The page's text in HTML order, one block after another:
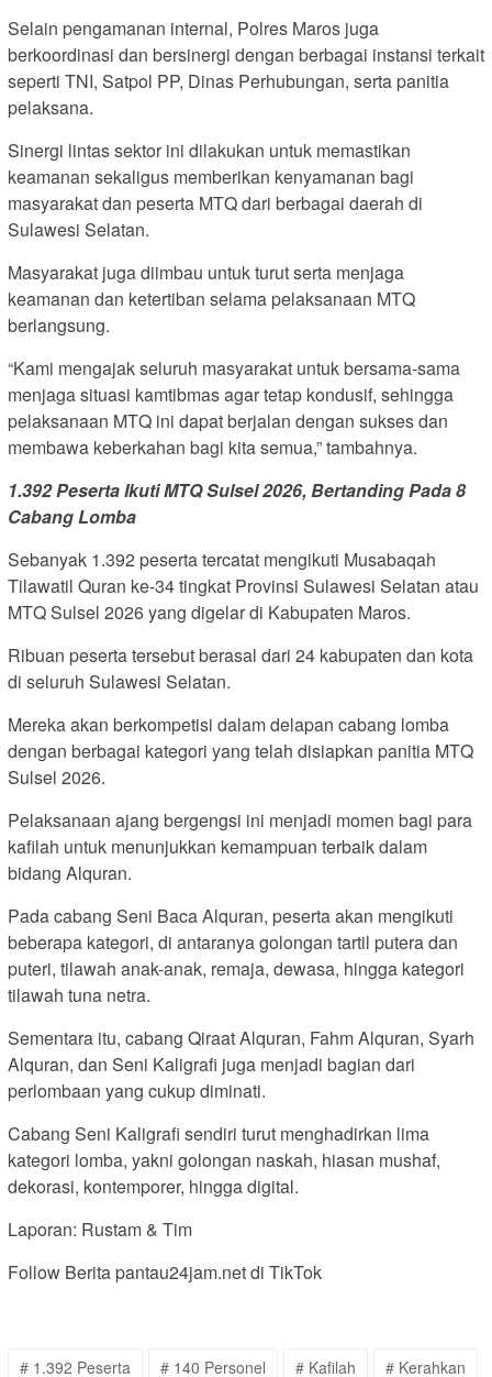
Selain pengamanan internal, Polres Maros juga
berkoordinasi dan bersinergi dengan berbagai instansi terkait
seperti TNI, Satpol PP, Dinas Perhubungan, serta panitia
pelaksana.
Sinergi lintas sektor ini dilakukan untuk memastikan
keamanan sekaligus memberikan kenyamanan bagi
masyarakat dan peserta MTQ dari berbagai daerah di
Sulawesi Selatan.
Masyarakat juga diimbau untuk turut serta menjaga
keamanan dan ketertiban selama pelaksanaan MTQ
berlangsung.
“Kami mengajak seluruh masyarakat untuk bersama-sama
menjaga situasi kamtibmas agar tetap kondusif, sehingga
pelaksanaan MTQ ini dapat berjalan dengan sukses dan
membawa keberkahan bagi kita semua,” tambahnya.
1.392 Peserta Ikuti MTQ Sulsel 2026, Bertanding Pada 8
Cabang Lomba
Sebanyak 1.392 peserta tercatat mengikuti Musabaqah
Tilawatil Quran ke-34 tingkat Provinsi Sulawesi Selatan atau
MTQ Sulsel 2026 yang digelar di Kabupaten Maros.
Ribuan peserta tersebut berasal dari 24 kabupaten dan kota
di seluruh Sulawesi Selatan.
Mereka akan berkompetisi dalam delapan cabang lomba
dengan berbagai kategori yang telah disiapkan panitia MTQ
Sulsel 2026.
Pelaksanaan ajang bergengsi ini menjadi momen bagi para
kafilah untuk menunjukkan kemampuan terbaik dalam
bidang Alquran.
Pada cabang Seni Baca Alquran, peserta akan mengikuti
beberapa kategori, di antaranya golongan tartil putera dan
puteri, tilawah anak-anak, remaja, dewasa, hingga kategori
tilawah tuna netra.
Sementara itu, cabang Qiraat Alquran, Fahm Alquran, Syarh
Alquran, dan Seni Kaligrafi juga menjadi bagian dari
perlombaan yang cukup diminati.
Cabang Seni Kaligrafi sendiri turut menghadirkan lima
kategori lomba, yakni golongan naskah, hiasan mushaf,
dekorasi, kontemporer, hingga digital.
Laporan: Rustam & Tim
Follow Berita pantau24jam.net di TikTok
# 1.392 Peserta # 140 Personel # Kafilah # Kerahkan